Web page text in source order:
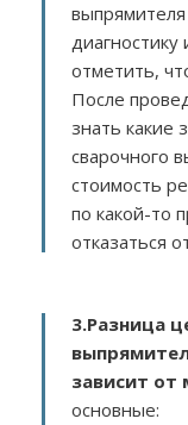
диагностику
отметить,
После
знать какие
сварочного
стоимость
по какой-то
отказаться
3.Разница
зависит
основные: